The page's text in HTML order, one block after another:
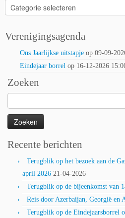
Categorieën
Verenigingsagenda
Ons Jaarlijkse uitstapje op 09-09-
Eindejaar borrel op 16-12-2026
Zoeken
naar:
Recente berichten
Terugblik op het bezoek aan de
april 2026 21-04-2026
Terugblik op de bijeenkomst van
Reis door Azerbaijan, Georgië en
Terugblik op de Eindejaarsborrel